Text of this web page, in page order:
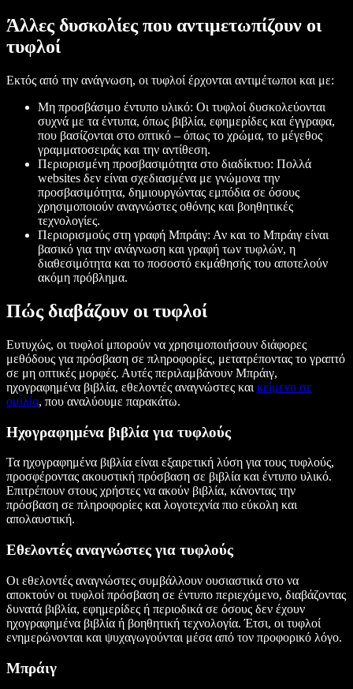
Άλλες δυσκολίες που αντιμετωπίζουν οι
τυφλοί
Εκτός από την ανάγνωση, οι τυφλοί έρχονται αντιμέτωποι και με:
Μη προσβάσιμο έντυπο υλικό: Οι τυφλοί δυσκολεύονται
συχνά με τα έντυπα, όπως βιβλία, εφημερίδες και έγγραφα,
που βασίζονται στο οπτικό – όπως το χρώμα, το μέγεθος
γραμματοσειράς και την αντίθεση.
Περιορισμένη προσβασιμότητα στο διαδίκτυο: Πολλά
websites δεν είναι σχεδιασμένα με γνώμονα την
προσβασιμότητα, δημιουργώντας εμπόδια σε όσους
χρησιμοποιούν αναγνώστες οθόνης και βοηθητικές
τεχνολογίες.
Περιορισμούς στη γραφή Μπράιγ: Αν και το Μπράιγ είναι
βασικό για την ανάγνωση και γραφή των τυφλών, η
διαθεσιμότητα και το ποσοστό εκμάθησής του αποτελούν
ακόμη πρόβλημα.
Πώς διαβάζουν οι τυφλοί
Ευτυχώς, οι τυφλοί μπορούν να χρησιμοποιήσουν διάφορες
μεθόδους για πρόσβαση σε πληροφορίες, μετατρέποντας το γραπτό
σε μη οπτικές μορφές. Αυτές περιλαμβάνουν Μπράιγ,
ηχογραφημένα βιβλία, εθελοντές αναγνώστες και κείμενο σε
ομιλία, που αναλύουμε παρακάτω.
Ηχογραφημένα βιβλία για τυφλούς
Τα ηχογραφημένα βιβλία είναι εξαιρετική λύση για τους τυφλούς,
προσφέροντας ακουστική πρόσβαση σε βιβλία και έντυπο υλικό.
Επιτρέπουν στους χρήστες να ακούν βιβλία, κάνοντας την
πρόσβαση σε πληροφορίες και λογοτεχνία πιο εύκολη και
απολαυστική.
Εθελοντές αναγνώστες για τυφλούς
Οι εθελοντές αναγνώστες συμβάλλουν ουσιαστικά στο να
αποκτούν οι τυφλοί πρόσβαση σε έντυπο περιεχόμενο, διαβάζοντας
δυνατά βιβλία, εφημερίδες ή περιοδικά σε όσους δεν έχουν
ηχογραφημένα βιβλία ή βοηθητική τεχνολογία. Έτσι, οι τυφλοί
ενημερώνονται και ψυχαγωγούνται μέσα από τον προφορικό λόγο.
Μπράιγ